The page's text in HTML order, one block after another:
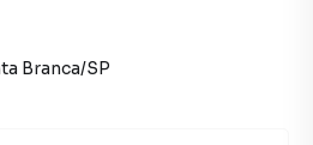
Branca/SP